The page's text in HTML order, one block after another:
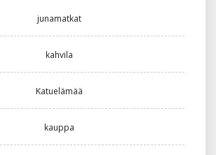
junamatkat
kahvila
Katuelämää
kauppa